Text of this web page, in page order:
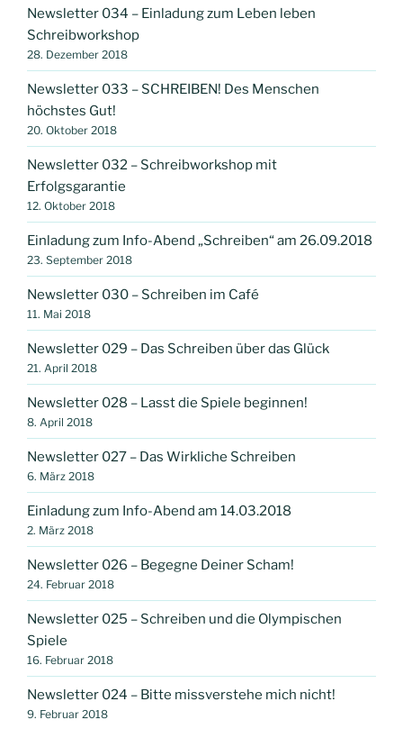
Newsletter 034 – Einladung zum Leben leben
Schreibworkshop
28. Dezember 2018
Newsletter 033 – SCHREIBEN! Des Menschen
höchstes Gut!
20. Oktober 2018
Newsletter 032 – Schreibworkshop mit
Erfolgsgarantie
12. Oktober 2018
Einladung zum Info-Abend „Schreiben“ am 26.09.2018
23. September 2018
Newsletter 030 – Schreiben im Café
11. Mai 2018
Newsletter 029 – Das Schreiben über das Glück
21. April 2018
Newsletter 028 – Lasst die Spiele beginnen!
8. April 2018
Newsletter 027 – Das Wirkliche Schreiben
6. März 2018
Einladung zum Info-Abend am 14.03.2018
2. März 2018
Newsletter 026 – Begegne Deiner Scham!
24. Februar 2018
Newsletter 025 – Schreiben und die Olympischen
Spiele
16. Februar 2018
Newsletter 024 – Bitte missverstehe mich nicht!
9. Februar 2018